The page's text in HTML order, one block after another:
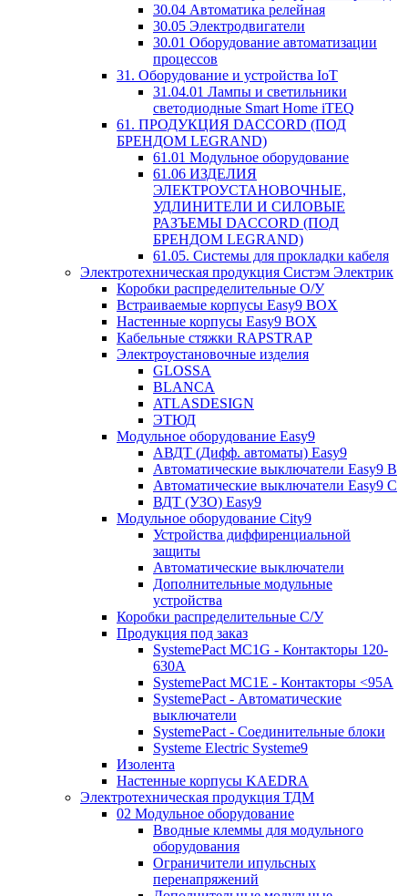
30.04 Автоматика релейная
30.05 Электродвигатели
30.01 Оборудование автоматизации
процессов
31. Оборудование и устройства IoT
31.04.01 Лампы и светильники
светодиодные Smart Home iTEQ
61. ПРОДУКЦИЯ DACCORD (ПОД
БРЕНДОМ LEGRAND)
61.01 Модульное оборудование
61.06 ИЗДЕЛИЯ
ЭЛЕКТРОУСТАНОВОЧНЫЕ,
УДЛИНИТЕЛИ И СИЛОВЫЕ
РАЗЪЕМЫ DACCORD (ПОД
БРЕНДОМ LEGRAND)
61.05. Системы для прокладки кабеля
Электротехническая продукция Систэм Электрик
Коробки распределительные О/У
Встраиваемые корпусы Easy9 BOX
Настенные корпусы Easy9 BOX
Кабельные стяжки RAPSTRAP
Электроустановочные изделия
GLOSSA
BLANCA
ATLASDESIGN
ЭТЮД
Модульное оборудование Easy9
АВДТ (Дифф. автоматы) Easy9
Автоматические выключатели Easy9 В
Автоматические выключатели Easy9 С
ВДТ (УЗО) Easy9
Модульное оборудование City9
Устройства диффиренциальной
защиты
Автоматические выключатели
Дополнительные модульные
устройства
Коробки распределительные C/У
Продукция под заказ
SystemePact MC1G - Контакторы 120-
630A
SystemePact MC1E - Контакторы <95A
SystemePact - Автоматические
выключатели
SystemePact - Соединительные блоки
Systeme Electric Systeme9
Изолента
Настенные корпусы KAEDRA
Электротехническая продукция ТДМ
02 Модульное оборудование
Вводные клеммы для модульного
оборудования
Ограничители ипульсных
перенапряжений